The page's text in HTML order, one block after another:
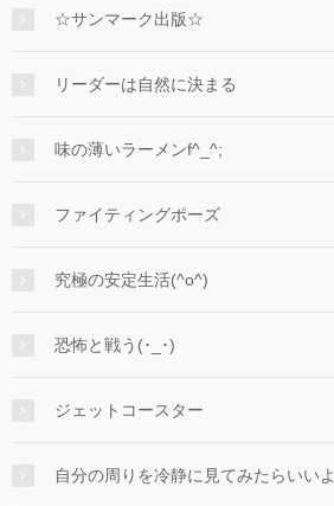
☆サンマーク出版☆
リーダーは自然に決まる
味の薄いラーメンf^_^;
ファイティングポーズ
究極の安定生活(^o^)
恐怖と戦う(･_･)
ジェットコースター
自分の周りを冷静に見てみたらいいよ